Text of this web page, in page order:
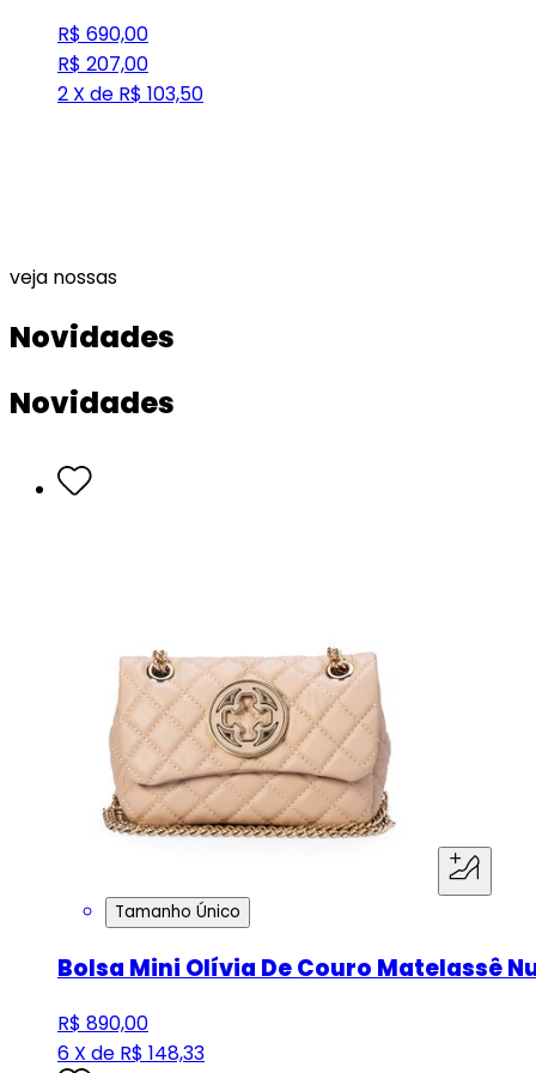
R$ 690,00
R$ 207,00
2 X de R$ 103,50
veja nossas
Novidades
Novidades
Tamanho Único
Bolsa Mini Olívia De Couro Matelassê
R$ 890,00
6 X de R$ 148,33